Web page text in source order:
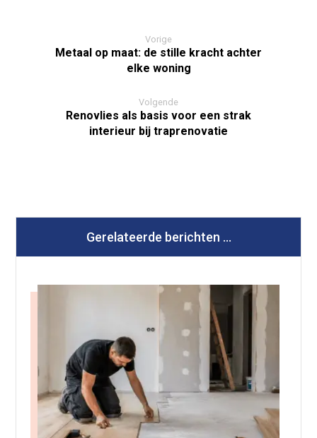
Vorige
Metaal op maat: de stille kracht achter
elke woning
Volgende
Renovlies als basis voor een strak
interieur bij traprenovatie
Gerelateerde berichten ...